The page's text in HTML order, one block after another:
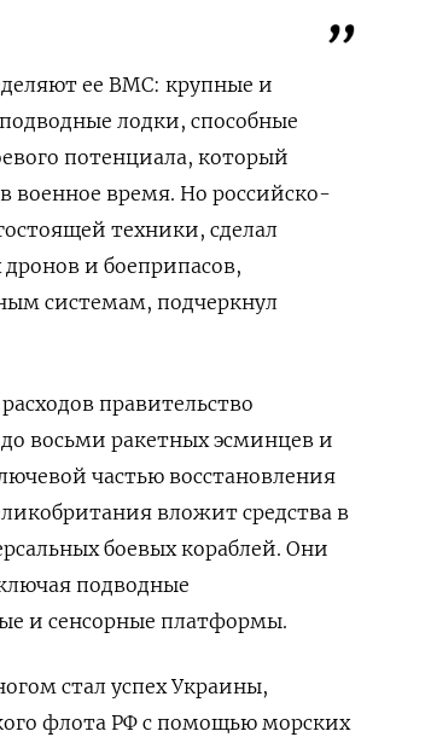
ее ВМС: крупные и
лодки, способные
потенциала, который
военное время. Но российско-
техники, сделал
и боеприпасов,
системам, подчеркнул
правительство
до восьми ракетных эсминцев и
частью восстановления
вложит средства в
боевых кораблей. Они
подводные
и сенсорные платформы.
стал успех Украины,
флота РФ с помощью морских